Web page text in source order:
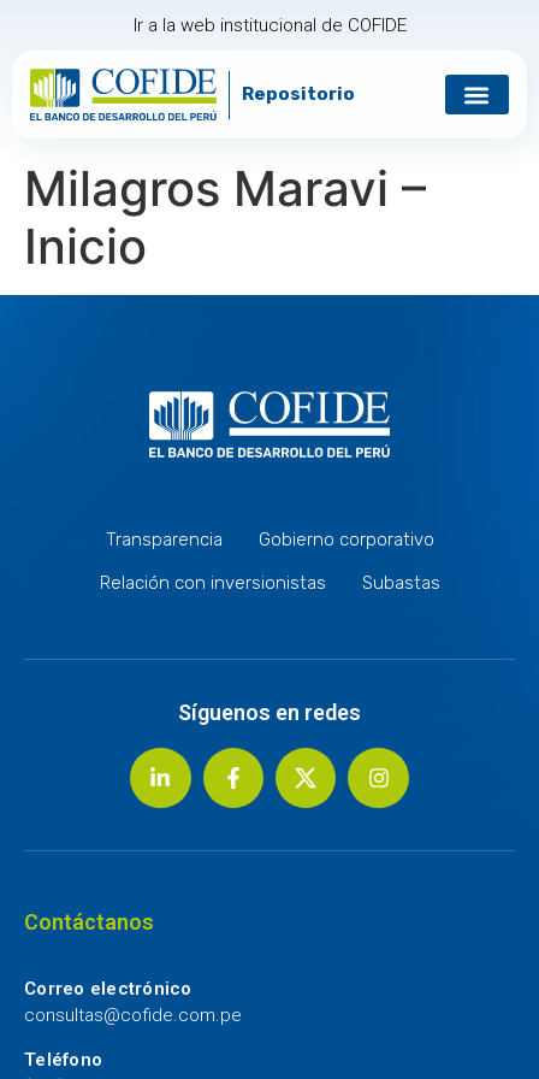
Ir a la web institucional de COFIDE
Repositorio
Milagros Maravi –
Inicio
Transparencia
Gobierno corporativo
Relación con inversionistas
Subastas
Síguenos en redes
Contáctanos
Correo electrónico
consultas@cofide.com.pe
Teléfono